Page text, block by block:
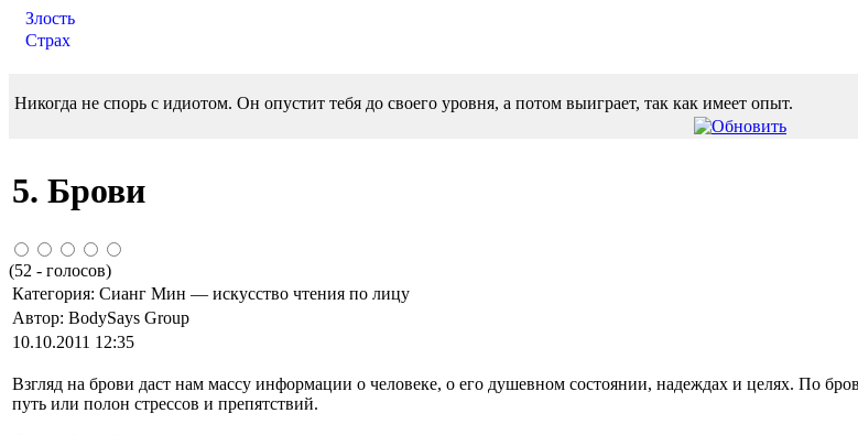
Злость
Страх
Никогда не спорь с идиотом. Он опустит тебя до своего уровня, а потом выиграет, так как имеет опыт.
5. Брови
(52 - голосов)
Категория: Сианг Мин — искусство чтения по лицу
Автор: BodySays Group
10.10.2011 12:35
Взгляд на брови даст нам массу информации о человеке, о его душевном состоянии, надеждах и целях. По
путь или полон стрессов и препятствий.